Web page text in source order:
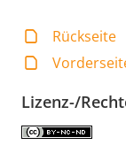
Rückseite
Lizenz-/